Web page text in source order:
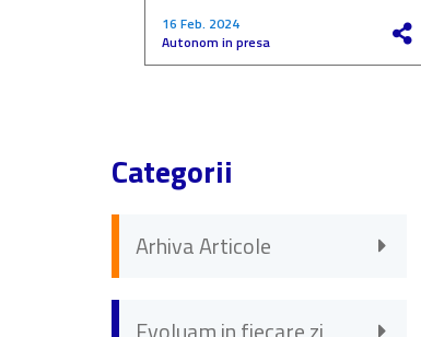
16 Feb. 2024
Autonom in presa
Categorii
Arhiva Articole